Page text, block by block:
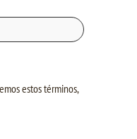
estos términos,